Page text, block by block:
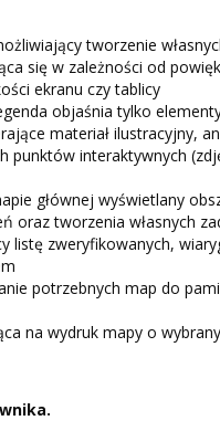
tworzenie
się w zależności od
ekranu czy tablicy
objaśnia tylko
materiał ilustracyjny,
punktów interaktywnych
głównej wyświetlany
oraz tworzenia własnych
listę zweryfikowanych,
potrzebnych map do
na wydruk mapy o